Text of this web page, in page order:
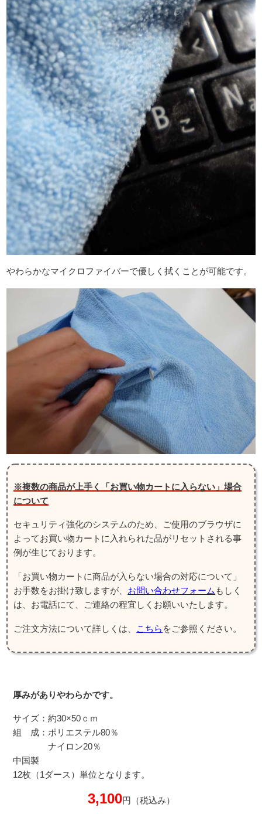
やわらかなマイクロファイバーで優しく拭くことが可能です。
※複数の商品が上手く「お買い物カートに入らない」場合
について
セキュリティ強化のシステムのため、ご使用のブラウザに
よってお買い物カートに入れられた品がリセットされる事
例が生じております。
「お買い物カートに商品が入らない場合の対応について」
お手数をお掛け致しますが、 お問い合わせフォーム もしく
は、お電話にて、ご連絡の程宜しくお願いいたします。
ご注文方法について詳しくは、 こちら をご参照ください。
厚みがありやわらかです。
サイズ：約30×50ｃｍ
組 成：ポリエステル80％
ナイロン20％
中国製
12枚（1ダース）単位となります。
3,100円（税込み）